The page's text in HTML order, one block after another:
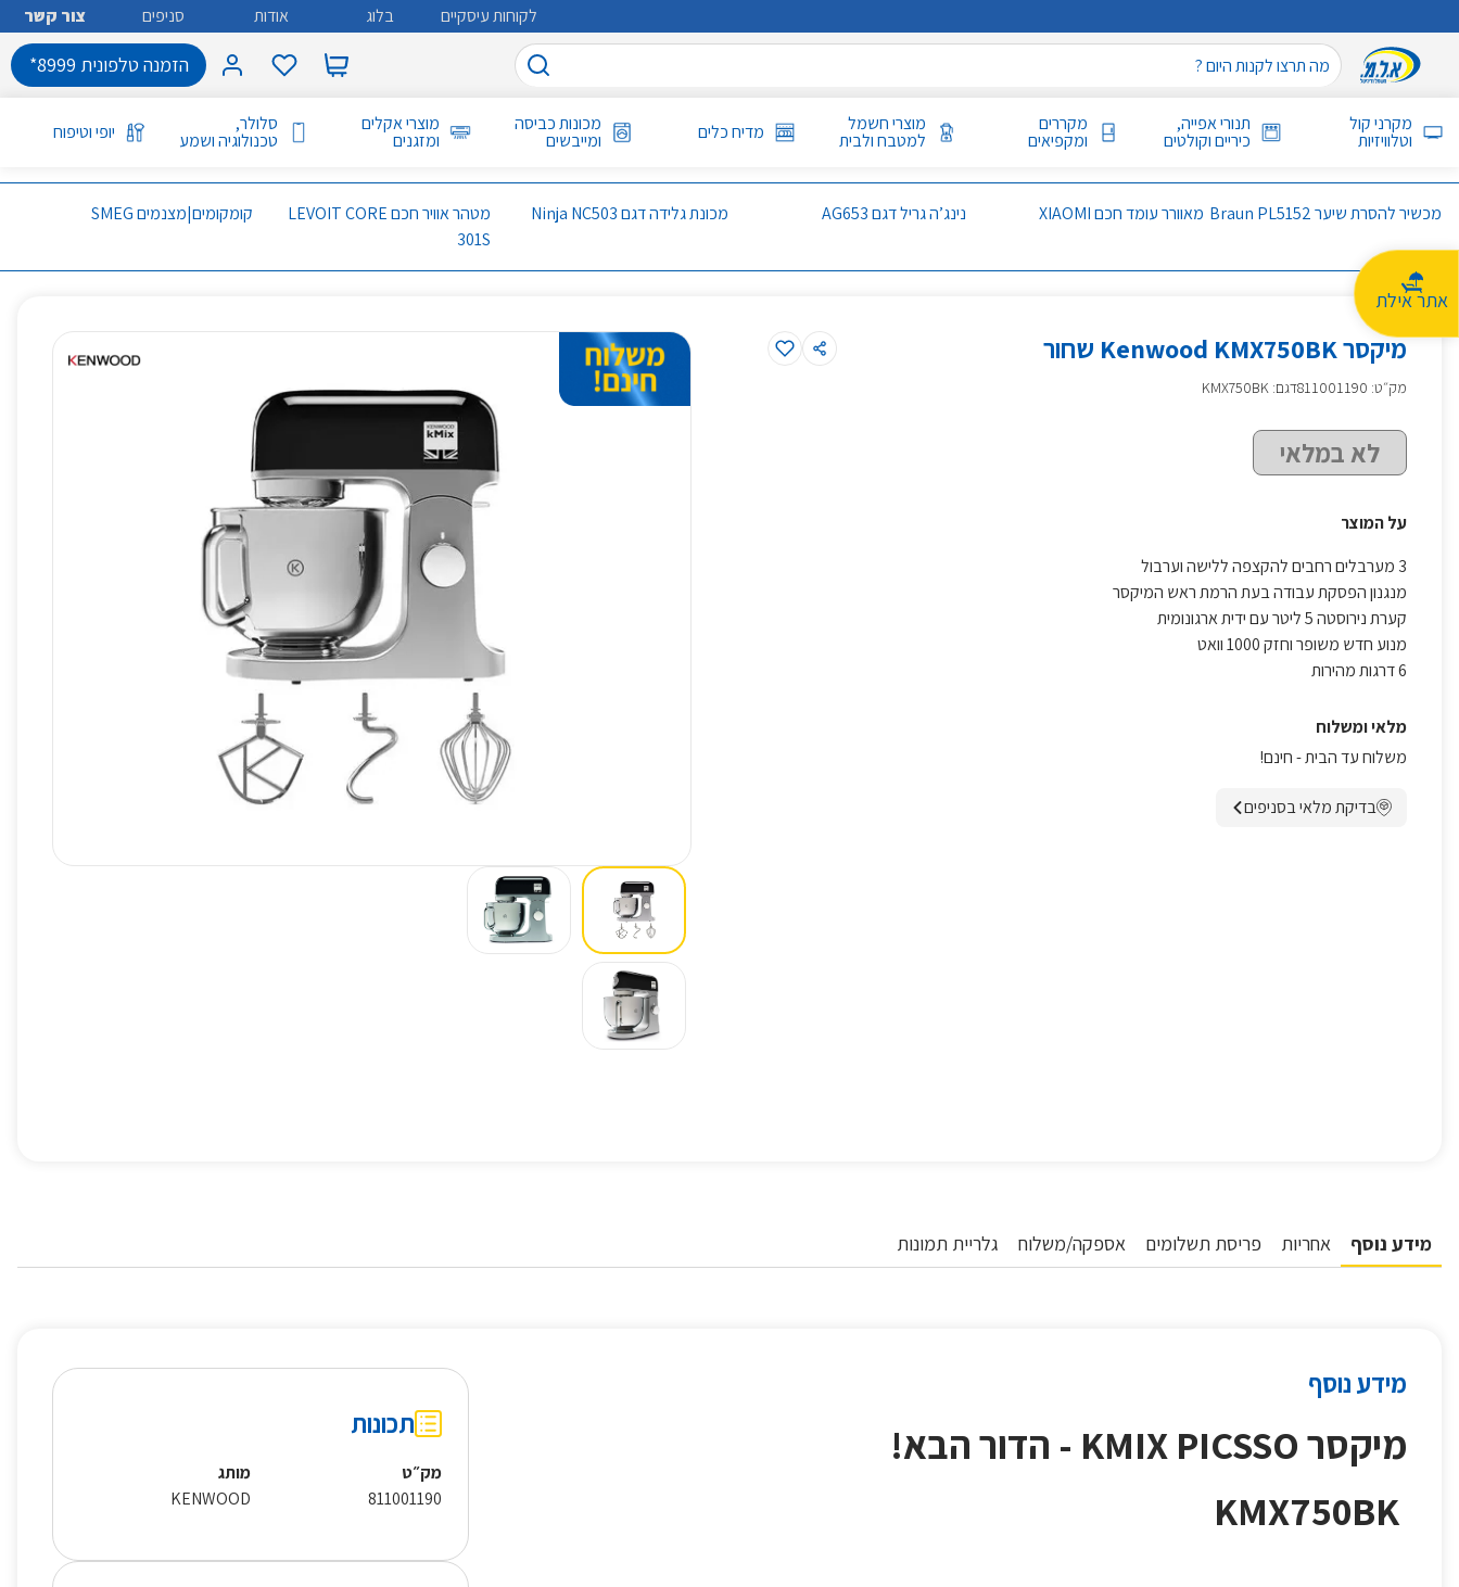
אתר אילת
לקוחות עיסקיים בלוג אודות סניפים צור קשר
הזמנה טלפונית 8999*
מקרני קול
וטלוויזיות
תנורי אפייה,
כיריים וקולטים
מקררים
ומקפיאים
מוצרי חשמל
למטבח ולבית מדיח כלים מכונות כביסה
ומייבשים
מוצרי אקלים
ומזגנים
סלולר,
טכנולוגיה ושמע יופי וטיפוח
מכשיר להסרת שיער Braun PL5152 מאוורר עומד חכם XIAOMI נינג’ה גריל דגם AG653 מכונת גלידה דגם Ninja NC503
מטהר אוויר חכם LEVOIT CORE
301S
קומקומים|מצנמים SMEG
מיקסר Kenwood KMX750BK שחור
מק״ט:
811001190דגם: KMX750BK
לא במלאי
על המוצר
3 מערבלים רחבים להקצפה ללישה וערבול
מנגנון הפסקת עבודה בעת הרמת ראש המיקסר
קערת נירוסטה 5 ליטר עם ידית ארגונומית
מנוע חדש משופר וחזק 1000 וואט
6 דרגות מהירות
מלאי ומשלוח
משלוח עד הבית - חינם!
בדיקת מלאי בסניפים
מידע נוסף אחריות פריסת תשלומים אספקה/משלוח גלריית תמונות
מידע נוסף
מיקסר KMIX PICSSO -
הדור הבא!
תכונות
מק״ט
811001190
מותג
KENWOOD